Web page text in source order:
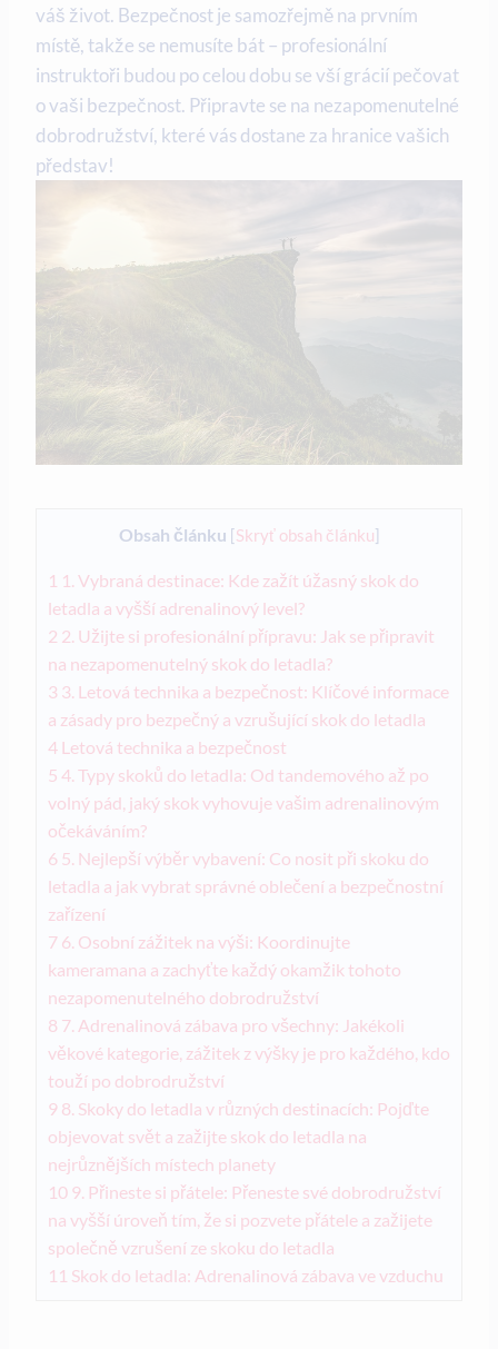
váš život. Bezpečnost je samozřejmě na prvním
místě, takže se nemusíte bát – profesionální
instruktoři budou po celou dobu se vší grácií pečovat
o vaši bezpečnost. Připravte se na nezapomenutelné
dobrodružství, které vás dostane za hranice vašich
představ!
Obsah článku [Skryť obsah článku]
1 1. Vybraná destinace: Kde zažít úžasný skok do
letadla a vyšší adrenalinový level?
2 2. Užijte si profesionální přípravu: Jak se připravit
na nezapomenutelný skok do letadla?
3 3. Letová technika a bezpečnost: Klíčové informace
a zásady pro bezpečný a vzrušující skok do letadla
4 Letová technika a bezpečnost
5 4. Typy skoků do letadla: Od tandemového až po
volný pád, jaký skok vyhovuje vašim adrenalinovým
očekáváním?
6 5. Nejlepší výběr vybavení: Co nosit při skoku do
letadla a jak vybrat správné oblečení a bezpečnostní
zařízení
7 6. Osobní zážitek na výši: Koordinujte
kameramana a zachyťte každý okamžik tohoto
nezapomenutelného dobrodružství
8 7. Adrenalinová zábava pro všechny: Jakékoli
věkové kategorie, zážitek z výšky je pro každého, kdo
touží po dobrodružství
9 8. Skoky do letadla v různých destinacích: Pojďte
objevovat svět a zažijte skok do letadla na
nejrůznějších místech planety
10 9. Přineste si přátele: Přeneste své dobrodružství
na vyšší úroveň tím, že si pozvete přátele a zažijete
společně vzrušení ze skoku do letadla
11 Skok do letadla: Adrenalinová zábava ve vzduchu